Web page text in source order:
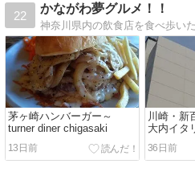
22
かながわ夢グルメ！！
茅ヶ崎ハンバーガー～
turner diner chigasaki
13日前
川崎・新
大内イタ
レスタ
36日前